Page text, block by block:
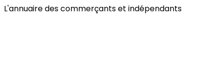
L'annuaire des commerçants et indépendants